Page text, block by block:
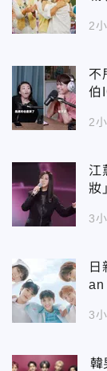
2
不
伯
2
江
妝
3
an
3
韓